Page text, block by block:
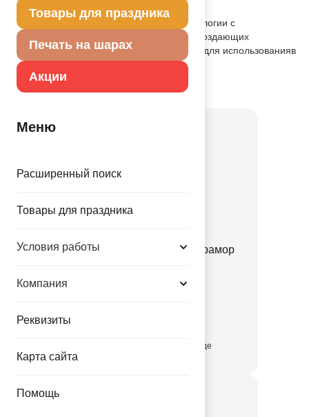
Товары для праздника
Печать на шарах
Акции
Меню
Расширенный поиск
Товары для праздника
Условия работы
Компания
Реквизиты
Карта сайта
Помощь
Описание товара
Шар изготовлен по оригинальной технологии с
использованием различныхпигментов создающих
мраморный эффект. Предназначенный для использованияв
оформлении и розничной продаже
Товар из коллекцииМрамор
Шелкография паст 14" Мрамор
присутствует на складе